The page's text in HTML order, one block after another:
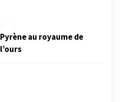
Pyrène au royaume de
l’ours